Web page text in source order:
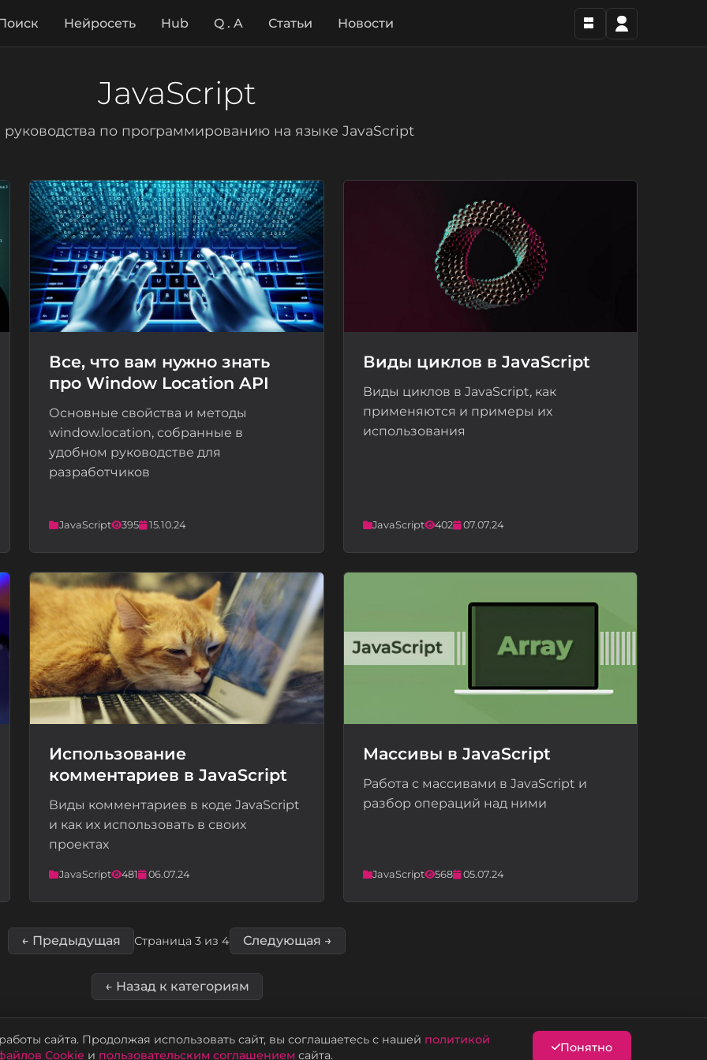
Нейросеть Hub Q . A Статьи Новости
JavaScript
руководства по программированию на языке JavaScript
📝
Все, что вам нужно знать
про Window Location API
Основные свойства и методы
window.location, собранные в
удобном руководстве для
разработчиков
JavaScript 395 15.10.24
📝
Виды циклов в JavaScript
Виды циклов в JavaScript, как
применяются и примеры их
использования
JavaScript 402 07.07.24
📝
Использование
комментариев в JavaScript
Виды комментариев в коде JavaScript
и как их использовать в своих
проектах
JavaScript 481 06.07.24
📝
Массивы в JavaScript
Работа с массивами в JavaScript и
разбор операций над ними
JavaScript 568 05.07.24
← Предыдущая Страница 3 из 4 Следующая →
← Назад к категориям
сайта. Продолжая использовать сайт, вы соглашаетесь с нашей политикой
Cookie и пользовательским соглашением сайта.
Понятно